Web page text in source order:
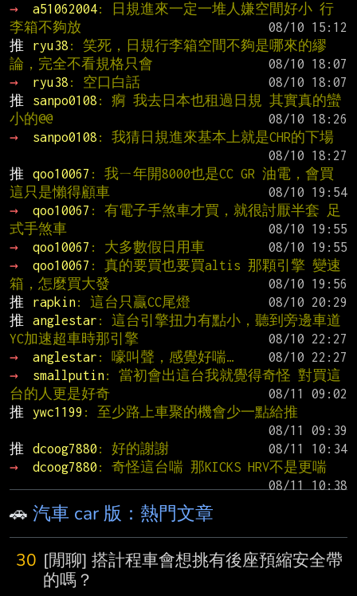
→
a51062004: 日規進來一定一堆人嫌空間好小 行
李箱不夠放
推
ryu38 : 笑死，日規行李箱空間不夠是哪來的繆
論，完全不看規格只會
→
ryu38 : 空口白話
推
sanpo0108 : 痾 我去日本也租過日規 其實真的蠻
小的@@
→
sanpo0108 : 我猜日規進來基本上就是CHR的下場
推
qoo10067 : 我ㄧ年開8000也是CC GR 油電，會買
這只是懶得顧車
→
qoo10067 : 有電子手煞車才買，就很討厭半套 足
式手煞車
→
qoo10067 : 大多數假日用車
→
qoo10067 : 真的要買也要買altis 那顆引擎 變速
箱，怎麼買大發
推
rapkin: 這台只贏CC尾燈
推
anglestar : 這台引擎扭力有點小，聽到旁邊車道
YC加速超車時那引擎
→
anglestar : 嚎叫聲，感覺好喘…
→
smallputin: 當初會出這台我就覺得奇怪 對買這
台的人更是好奇
推
ywc1199 : 至少路上車聚的機會少一點給推
推
dcoog7880 : 好的謝謝
→
dcoog7880 : 奇怪這台喘 那KICKS HRV不是更喘
🚗 汽車 car 版：熱門文章
30 [閒聊] 搭計程車會想挑有後座預縮安全帶
的嗎？